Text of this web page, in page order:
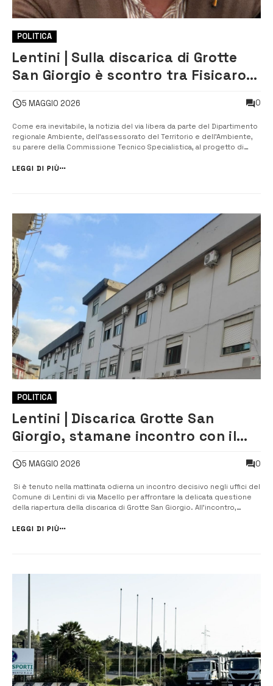
POLITICA
Lentini | Sulla discarica di Grotte
San Giorgio è scontro tra Fisicaro e
5 MAGGIO 2026 0
Come era inevitabile, la notizia del via libera da parte del Dipartimento
regionale Ambiente, dell’assessorato del Territorio e dell’Ambiente,
su parere della Commissione Tecnico Specialistica, al progetto di
campagna elettorale a Lentini ed ha acceso il dibatti...
LEGGI DI PIÙ
POLITICA
Lentini | Discarica Grotte San
Giorgio, stamane incontro con il
Comune
5 MAGGIO 2026 0
​ Si è tenuto nella mattinata odierna un incontro decisivo negli uffici del
Comune di Lentini di via Macello per affrontare la delicata questione
della riapertura della discarica di Grotte San Giorgio. All’incontro,
hanno partecipato i rappresentanti del Comitato citt...
LEGGI DI PIÙ